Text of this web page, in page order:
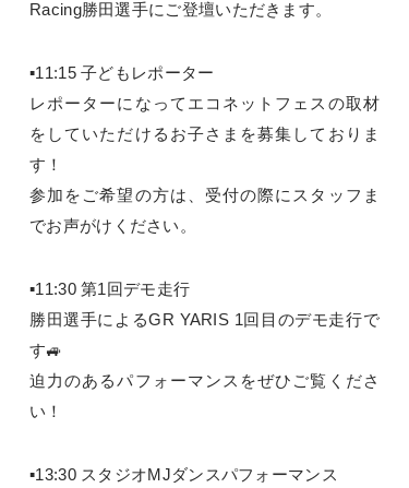
Racing勝田選手にご登壇いただきます。
▪11:15 子どもレポーター
レポーターになってエコネットフェスの取材
をしていただけるお子さまを募集しておりま
す！
参加をご希望の方は、受付の際にスタッフま
でお声がけください。
▪11:30 第1回デモ走行
勝田選手によるGR YARIS 1回目のデモ走行で
す🚙
迫力のあるパフォーマンスをぜひご覧くださ
い！
▪13:30 スタジオMJダンスパフォーマンス